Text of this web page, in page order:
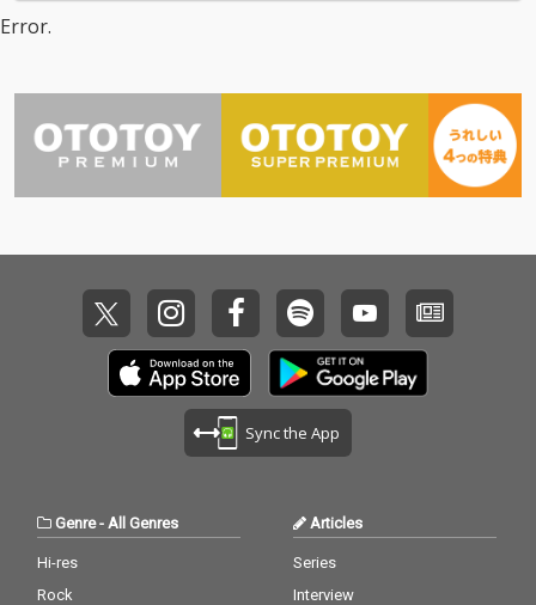
ジャンルを網羅してい
ます。時代背景ととも
に蘇るメロディは、世
も強い「洋楽ヒット
名曲」「懐かしの洋
楽」を求めるリスナー
に最適の一枚です。
Error.
Sync the App
Genre- All Genres
Hi-res
Rock
Articles
Series
Interview